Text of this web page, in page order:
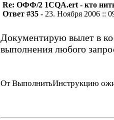
Re: ОФФ/2 1CQA.ert - кто
Ответ #35 - 23. Ноября 2006 ::
Документирую вылет в
выполнения любого
От ВыполнитьИнструкцию